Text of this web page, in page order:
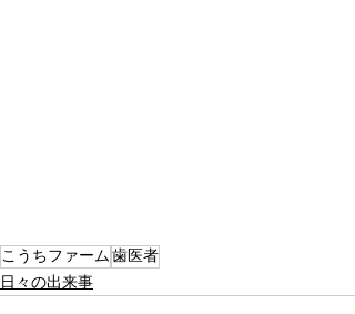
こうちファーム歯医者
日々の出来事